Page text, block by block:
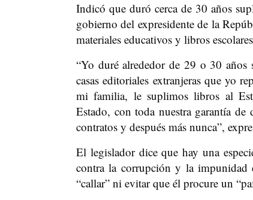
Indicó que duró cerca de 30 años
gobierno del expresidente de la
materiales educativos y libros
“Yo duré alrededor de 29 o 30 años
casas editoriales extranjeras que yo
mi familia, le suplimos libros al
Estado, con toda nuestra garantía
contratos y después más nunca”,
El legislador dice que hay una
contra la corrupción y la
“callar” ni evitar que él procure un